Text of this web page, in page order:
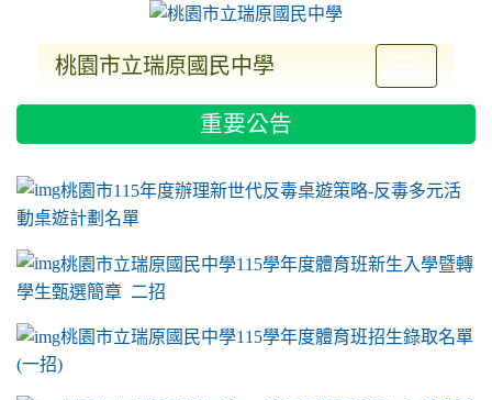
桃園市立瑞原國民中學
重要公告
link to https://sites.google.com/a/m2.ryjh.tyc.edu.tw/ryjh011/
桃園市115年度辦理新世代反毒桌遊策略-反毒多元活
動桌遊計劃名單
桃園市立瑞原國民中學115學年度體育班新生入學暨轉
學生甄選簡章 二招
桃園市立瑞原國民中學115學年度體育班招生錄取名單
(一招)